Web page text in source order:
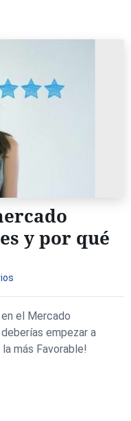
y por qué
el Mercado
empezar a
más Favorable!